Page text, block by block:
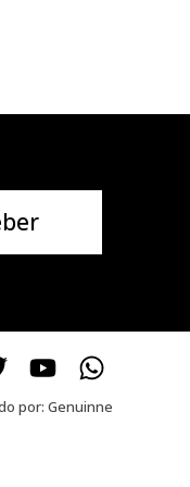
por: Genuinne